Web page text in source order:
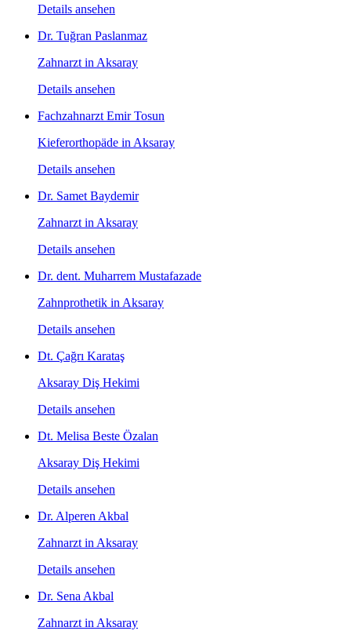
Details ansehen
Dr. Tuğran Paslanmaz
Zahnarzt in Aksaray
Details ansehen
Fachzahnarzt Emir Tosun
Kieferorthopäde in Aksaray
Details ansehen
Dr. Samet Baydemir
Zahnarzt in Aksaray
Details ansehen
Dr. dent. Muharrem Mustafazade
Zahnprothetik in Aksaray
Details ansehen
Dt. Çağrı Karataş
Aksaray Diş Hekimi
Details ansehen
Dt. Melisa Beste Özalan
Aksaray Diş Hekimi
Details ansehen
Dr. Alperen Akbal
Zahnarzt in Aksaray
Details ansehen
Dr. Sena Akbal
Zahnarzt in Aksaray